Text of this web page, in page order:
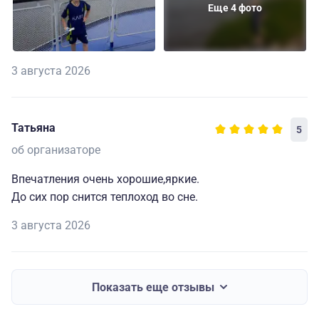
Еще 4 фото
3 августа 2026
Татьяна 5
об организаторе
Впечатления очень хорошие,яркие.
До сих пор снится теплоход во сне.
3 августа 2026
Показать еще отзывы